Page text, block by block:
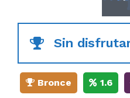
Sin
Bronce 1.6